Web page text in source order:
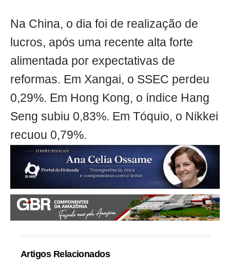
Na China, o dia foi de realização de
lucros, após uma recente alta forte
alimentada por expectativas de
reformas. Em Xangai, o SSEC perdeu
0,29%. Em Hong Kong, o índice Hang
Seng subiu 0,83%. Em Tóquio, o Nikkei
recuou 0,79%.
Artigos Relacionados